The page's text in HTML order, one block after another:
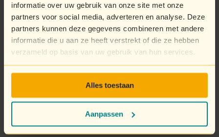
informatie over uw gebruik van onze site met onze
partners voor social media, adverteren en analyse. Deze
partners kunnen deze gegevens combineren met andere
informatie die u aan ze heeft verstrekt of die ze hebben
verzameld op basis van uw gebruik van hun services.
Alles toestaan
Aanpassen